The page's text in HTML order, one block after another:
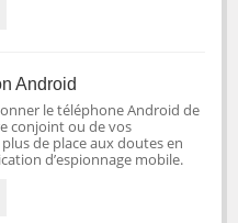
Android
le téléphone Android de
conjoint ou de vos
de place aux doutes en
d’espionnage mobile.